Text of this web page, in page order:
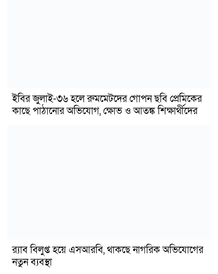
ইবির জুলাই-৩৬ হলে রুমমেটদের গোপন ছবি প্রেমিকের
কাছে পাঠানোর অভিযোগ, ক্ষোভ ও আতঙ্ক শিক্ষার্থীদের
র‍্যাব বিলুপ্ত হয়ে এসআরবি, থাকছে নাগরিক অভিযোগের
নতুন ব্যবস্থা